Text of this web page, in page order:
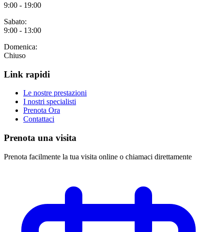
9:00 - 19:00
Sabato:
9:00 - 13:00
Domenica:
Chiuso
Link rapidi
Le nostre prestazioni
I nostri specialisti
Prenota Ora
Contattaci
Prenota una visita
Prenota facilmente la tua visita online o chiamaci direttamente